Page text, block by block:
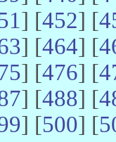
] [452] [
] [464] [
] [476] [
] [488] [
] [500] [